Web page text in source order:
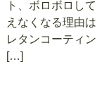
ト、ボロボロし
えなくなる理由
レタンコーティ
[…]